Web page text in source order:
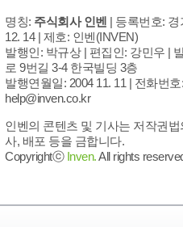
명칭: 주식회사 인벤 | 등록번호:
12. 14 | 제호: 인벤(INVEN)
발행인: 박규상 | 편집인: 강민우 |
로 9번길 3-4 한국빌딩 3층
발행연월일: 2004 11. 11 | 전화번호
help@inven.co.kr
인벤의 콘텐츠 및 기사는 저작권
사, 배포 등을 금합니다.
Copyrightⓒ Inven.All rights